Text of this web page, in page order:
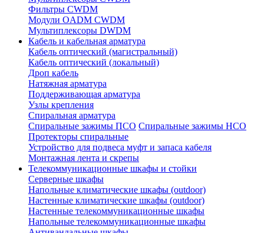
Фильтры CWDM
Модули OADM CWDM
Мультиплексоры DWDM
Кабель и кабельная арматура
Кабель оптический (магистральный)
Кабель оптический (локальный)
Дроп кабель
Натяжная арматура
Поддерживающая арматура
Узлы крепления
Спиральная арматура
Спиральные зажимы ПСО Спиральные зажимы НСО
Протекторы спиральные
Устройство для подвеса муфт и запаса кабеля
Монтажная лента и скрепы
Телекоммуникационные шкафы и стойки
Серверные шкафы
Напольные климатические шкафы (outdoor)
Настенные климатические шкафы (outdoor)
Настенные телекоммуникационные шкафы
Напольные телекоммуникационные шкафы